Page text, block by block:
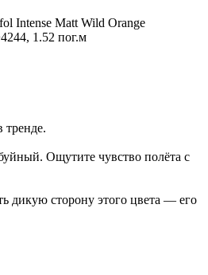
Intense Matt Wild Orange
1.52 пог.м
Ощутите чувство полёта с
дикую сторону этого цвета — его